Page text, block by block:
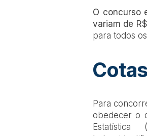
O concurso
variam de
para todos
Cotas
Para
obedecer o